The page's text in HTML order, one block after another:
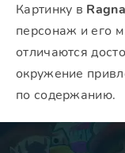
Картинку в
персонаж и его
отличаются
окружение
по содержанию.